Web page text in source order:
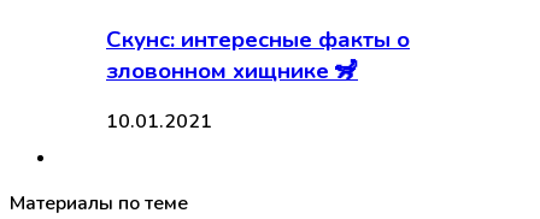
Скунс: интересные факты о
зловонном хищнике 🦨
10.01.2021
Материалы по теме